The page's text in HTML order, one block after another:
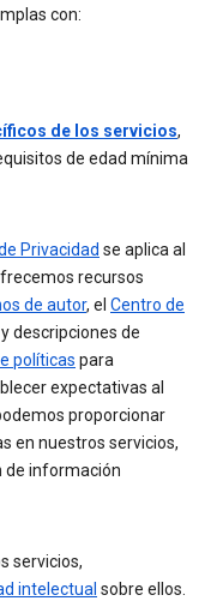
con:
de los servicios,
de edad mínima
Privacidad se aplica al
recursos
de autor, el Centro de
y descripciones de
políticas para
expectativas al
proporcionar
en nuestros servicios,
de información
servicios,
intelectual sobre ellos.